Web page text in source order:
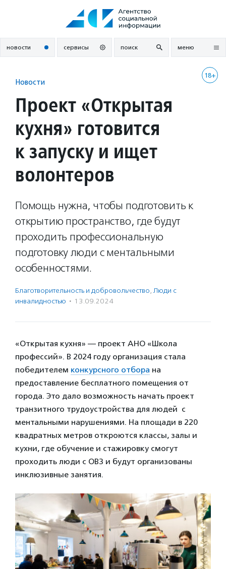
новости сервисы поиск меню
18+
Новости
Проект «Открытая
кухня» готовится
к запуску и ищет
волонтеров
Помощь нужна, чтобы подготовить к
открытию пространство, где будут
проходить профессиональную
подготовку люди с ментальными
особенностями.
Благотвори­тель­ность и доброволь­чест­во, Люди с
инвалидностью · 13.09.2024
«Открытая кухня» — проект АНО «Школа
профессий». В 2024 году организация стала
победителем конкурсного отбора на
предоставление бесплатного помещения от
города. Это дало возможность начать проект
транзитного трудоустройства для людей с
ментальными нарушениями. На площади в 220
квадратных метров откроются классы, залы и
кухни, где обучение и стажировку смогут
проходить люди с ОВЗ и будут организованы
инклюзивные занятия.